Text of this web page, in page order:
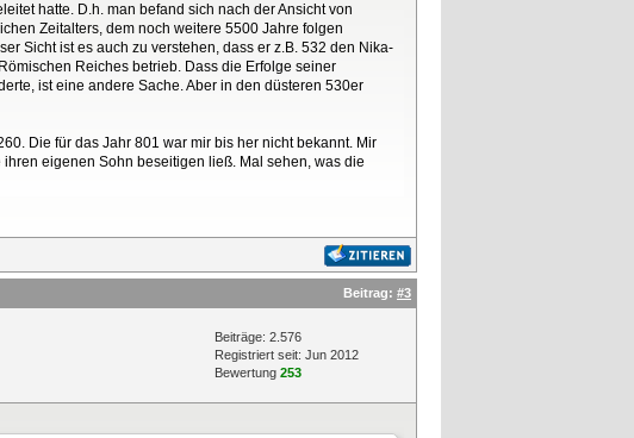
hatte. D.h. man befand sich nach der Ansicht von
Zeitalters, dem noch weitere 5500 Jahre folgen
Sicht ist es auch zu verstehen, dass er z.B. 532 den Nika-
Reiches betrieb. Dass die Erfolge seiner
ist eine andere Sache. Aber in den düsteren 530er
Die für das Jahr 801 war mir bis her nicht bekannt. Mir
eigenen Sohn beseitigen ließ. Mal sehen, was die
Beitrag: #3
Beiträge: 2.576
Registriert seit: Jun 2012
Bewertung 253